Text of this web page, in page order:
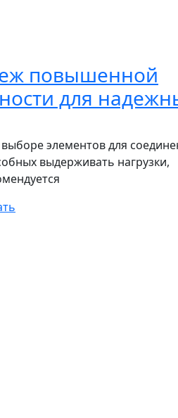
повышенной
для
элементов для
выдерживать нагрузки,